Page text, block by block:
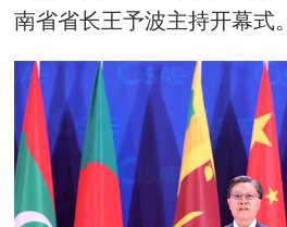
南省省长王予波主持开幕式。